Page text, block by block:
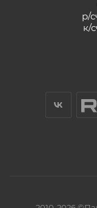
р/
к/